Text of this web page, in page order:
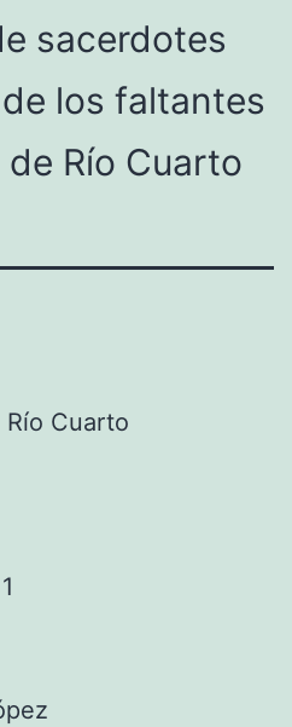
sacerdotes
los faltantes
Río Cuarto
Cuarto
1